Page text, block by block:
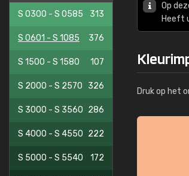
S 0300 - S 0585 313
S 0601 - S 1085 376
S 1500 - S 1580 107
S 2000 - S 2570 326
S 3000 - S 3560 286
S 4000 - S 4550 222
S 5000 - S 5540 172
Op
Heeft
Druk op het